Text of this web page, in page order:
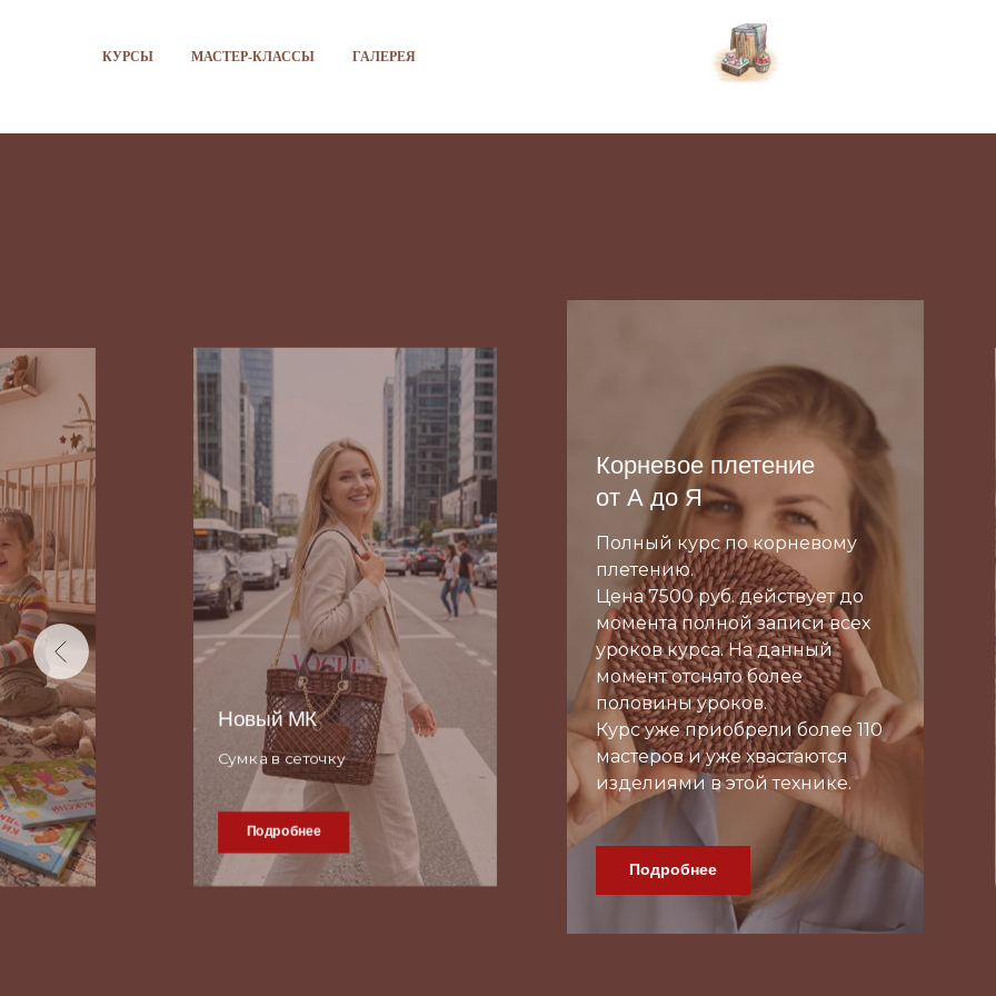
КУРСЫ МАСТЕР-КЛАССЫ ГАЛЕРЕЯ
Корневое плетение
от А до Я
Полный курс по корневому
плетению.
Цена 7500 руб. действует до
момента полной записи всех
уроков курса. На данный
момент отснято более
половины уроков.
Курс уже приобрели более 110
мастеров и уже хвастаются
изделиями в этой технике.
Подробнее
Петельчатое плетение
Полный курс, 15+ уроков,
доступ навсегда.
Зарегистрироваться